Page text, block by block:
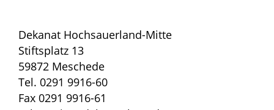
Dekanat Hochsauerland-Mitte
Stiftsplatz 13
59872 Meschede
Tel. 0291 9916-60
Fax 0291 9916-61